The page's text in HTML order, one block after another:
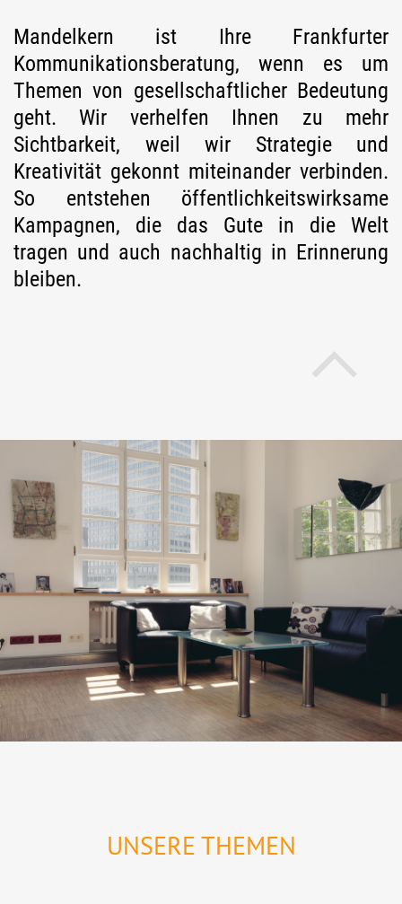
Mandelkern ist Ihre Frankfurter
Kommunikationsberatung, wenn es um
Themen von gesellschaftlicher Bedeutung
geht. Wir verhelfen Ihnen zu mehr
Sichtbarkeit, weil wir Strategie und
Kreativität gekonnt miteinander verbinden.
So entstehen öffentlichkeitswirksame
Kampagnen, die das Gute in die Welt
tragen und auch nachhaltig in Erinnerung
bleiben.
UNSERE THEMEN